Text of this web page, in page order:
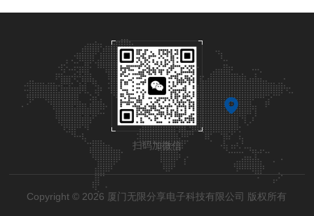
扫码加微信
Copyright © 2026 厦门无限分享电子科技有限公司 版权所有